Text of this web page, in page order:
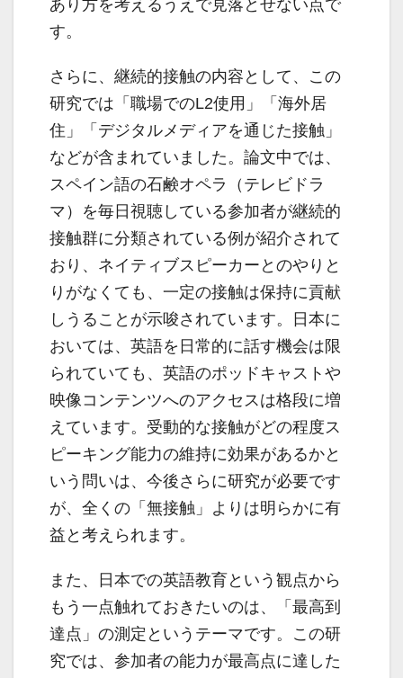
あり方を考えるうえで見落とせない点で
す。
さらに、継続的接触の内容として、この
研究では「職場でのL2使用」「海外居
住」「デジタルメディアを通じた接触」
などが含まれていました。論文中では、
スペイン語の石鹸オペラ（テレビドラ
マ）を毎日視聴している参加者が継続的
接触群に分類されている例が紹介されて
おり、ネイティブスピーカーとのやりと
りがなくても、一定の接触は保持に貢献
しうることが示唆されています。日本に
おいては、英語を日常的に話す機会は限
られていても、英語のポッドキャストや
映像コンテンツへのアクセスは格段に増
えています。受動的な接触がどの程度ス
ピーキング能力の維持に効果があるかと
いう問いは、今後さらに研究が必要です
が、全くの「無接触」よりは明らかに有
益と考えられます。
また、日本での英語教育という観点から
もう一点触れておきたいのは、「最高到
達点」の測定というテーマです。この研
究では、参加者の能力が最高点に達した